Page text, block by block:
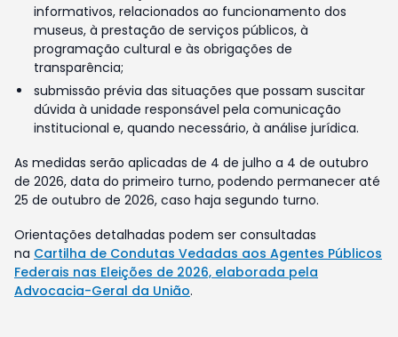
informativos, relacionados ao funcionamento dos
museus, à prestação de serviços públicos, à
programação cultural e às obrigações de
transparência;
submissão prévia das situações que possam suscitar
dúvida à unidade responsável pela comunicação
institucional e, quando necessário, à análise jurídica.
As medidas serão aplicadas de 4 de julho a 4 de outubro
de 2026, data do primeiro turno, podendo permanecer até
25 de outubro de 2026, caso haja segundo turno.
Orientações detalhadas podem ser consultadas
na Cartilha de Condutas Vedadas aos Agentes Públicos
Federais nas Eleições de 2026, elaborada pela
Advocacia-Geral da União.